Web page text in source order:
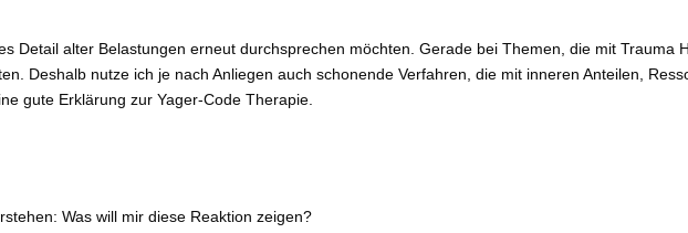
Detail alter Belastungen erneut durchsprechen möchten. Gerade bei Themen, die mit Trauma
Deshalb nutze ich je nach Anliegen auch schonende Verfahren, die mit inneren Anteilen,
gute Erklärung zur Yager-Code Therapie.
Was will mir diese Reaktion zeigen?